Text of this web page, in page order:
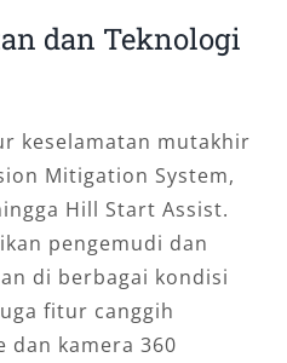
dan Teknologi
keselamatan mutakhir
Mitigation System,
Hill Start Assist.
pengemudi dan
di berbagai kondisi
fitur canggih
dan kamera 360